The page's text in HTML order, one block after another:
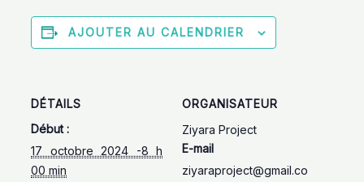
AJOUTER AU CALENDRIER
DÉTAILS
Début :
17 octobre 2024 -8 h
00 min
ORGANISATEUR
Ziyara Project
E-mail
ziyaraproject@gmail.co